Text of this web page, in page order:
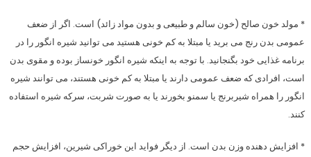
* مولد خون صالح (خون سالم و طبیعی و بدون مواد زائد) است. اگر از ضعف
عمومی بدن رنج می برید یا مبتلا به کم خونی هستید می توانید شیره انگور را در
برنامه غذایی خود بگنجانید. با توجه به اینکه شیره انگور خونساز بوده و مقوی بدن
است، افرادی که ضعف عمومی دارند یا مبتلا به کم خونی هستند، می توانند شیره
انگور را همراه شیربرنج یا سمنو بخورند یا به صورت شربت، سرکه شیره استفاده
کنند.
* افزایش دهنده وزن بدن است. از دیگر فواید این خوراکی شیرین، افزایش حجم